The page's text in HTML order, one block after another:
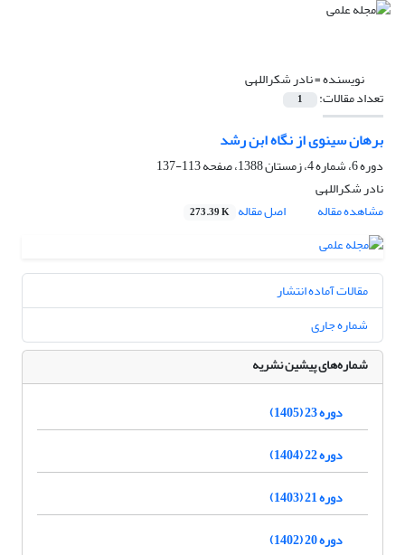
نویسنده =نادر شکراللهی
تعداد مقالات: 1
برهان سینوی از نگاه ابن رشد
دوره 6، شماره 4، زمستان 1388، صفحه
113-137
نادر شکراللهی
مشاهده مقاله
اصل مقاله 273.39 K
مقالات آماده انتشار
شماره جاری
شماره‌های پیشین نشریه
دوره 23 (1405)
دوره 22 (1404)
دوره 21 (1403)
دوره 20 (1402)